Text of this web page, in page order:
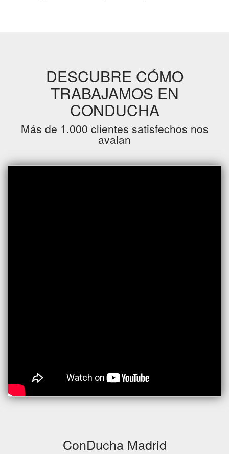
DESCUBRE CÓMO
TRABAJAMOS EN
CONDUCHA
Más de 1.000 clientes satisfechos nos
avalan
ConDucha Madrid